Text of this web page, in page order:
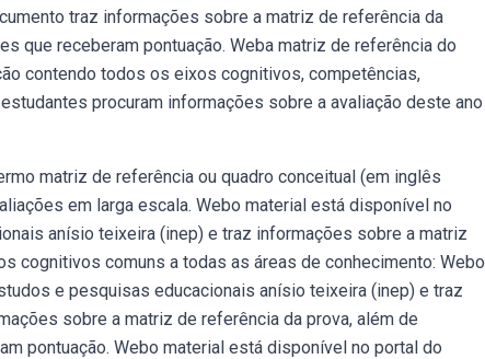
traz informações sobre a matriz de referência da
que receberam pontuação. Weba matriz de referência do
contendo todos os eixos cognitivos, competências,
procuram informações sobre a avaliação deste ano
matriz de referência ou quadro conceitual (em inglês
em larga escala. Webo material está disponível no
anísio teixeira (inep) e traz informações sobre a matriz
cognitivos comuns a todas as áreas de conhecimento: Webo
e pesquisas educacionais anísio teixeira (inep) e traz
sobre a matriz de referência da prova, além de
pontuação. Webo material está disponível no portal do